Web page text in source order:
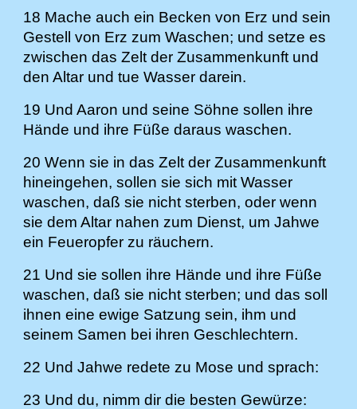
18 Mache auch ein Becken von Erz und sein
Gestell von Erz zum Waschen; und setze es
zwischen das Zelt der Zusammenkunft und
den Altar und tue Wasser darein.
19 Und Aaron und seine Söhne sollen ihre
Hände und ihre Füße daraus waschen.
20 Wenn sie in das Zelt der Zusammenkunft
hineingehen, sollen sie sich mit Wasser
waschen, daß sie nicht sterben, oder wenn
sie dem Altar nahen zum Dienst, um Jahwe
ein Feueropfer zu räuchern.
21 Und sie sollen ihre Hände und ihre Füße
waschen, daß sie nicht sterben; und das soll
ihnen eine ewige Satzung sein, ihm und
seinem Samen bei ihren Geschlechtern.
22 Und Jahwe redete zu Mose und sprach:
23 Und du, nimm dir die besten Gewürze: